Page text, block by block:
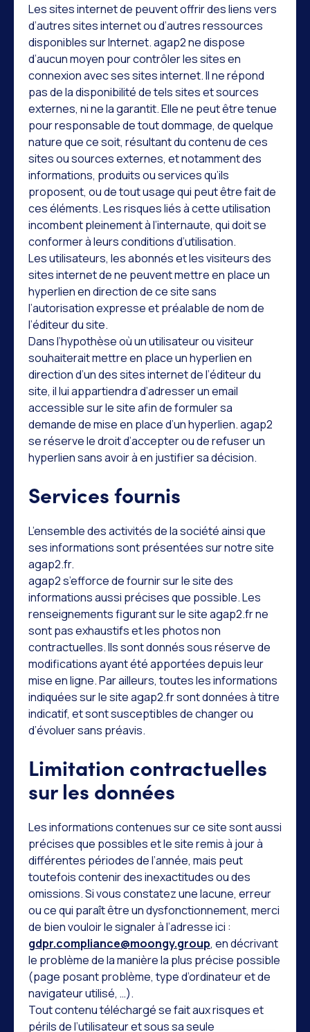
Les sites internet de peuvent offrir des liens vers
d’autres sites internet ou d’autres ressources
disponibles sur Internet. agap2 ne dispose
d’aucun moyen pour contrôler les sites en
connexion avec ses sites internet. Il ne répond
pas de la disponibilité de tels sites et sources
externes, ni ne la garantit. Elle ne peut être tenue
pour responsable de tout dommage, de quelque
nature que ce soit, résultant du contenu de ces
sites ou sources externes, et notamment des
informations, produits ou services qu’ils
proposent, ou de tout usage qui peut être fait de
ces éléments. Les risques liés à cette utilisation
incombent pleinement à l’internaute, qui doit se
conformer à leurs conditions d’utilisation.
Les utilisateurs, les abonnés et les visiteurs des
sites internet de ne peuvent mettre en place un
hyperlien en direction de ce site sans
l’autorisation expresse et préalable de nom de
l’éditeur du site.
Dans l’hypothèse où un utilisateur ou visiteur
souhaiterait mettre en place un hyperlien en
direction d’un des sites internet de l’éditeur du
site, il lui appartiendra d’adresser un email
accessible sur le site afin de formuler sa
demande de mise en place d’un hyperlien. agap2
se réserve le droit d’accepter ou de refuser un
hyperlien sans avoir à en justifier sa décision.
Services fournis
L’ensemble des activités de la société ainsi que
ses informations sont présentées sur notre site
agap2.fr.
agap2 s’efforce de fournir sur le site des
informations aussi précises que possible. Les
renseignements figurant sur le site agap2.fr ne
sont pas exhaustifs et les photos non
contractuelles. Ils sont donnés sous réserve de
modifications ayant été apportées depuis leur
mise en ligne. Par ailleurs, toutes les informations
indiquées sur le site agap2.fr sont données à titre
indicatif, et sont susceptibles de changer ou
d’évoluer sans préavis.
Limitation contractuelles
sur les données
Les informations contenues sur ce site sont aussi
précises que possibles et le site remis à jour à
différentes périodes de l’année, mais peut
toutefois contenir des inexactitudes ou des
omissions. Si vous constatez une lacune, erreur
ou ce qui paraît être un dysfonctionnement, merci
de bien vouloir le signaler à l’adresse ici :
gdpr.compliance@moongy.group, en décrivant
le problème de la manière la plus précise possible
(page posant problème, type d’ordinateur et de
navigateur utilisé, …).
Tout contenu téléchargé se fait aux risques et
périls de l’utilisateur et sous sa seule